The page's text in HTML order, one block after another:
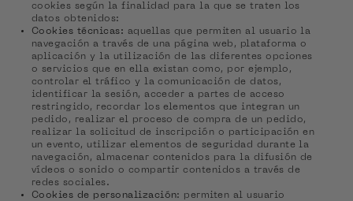
cookies según la finalidad para la que se traten los
datos obtenidos:
Cookies técnicas: aquellas que permiten al usuario la
navegación a través de una página web, plataforma o
aplicación y la utilización de las diferentes opciones
o servicios que en ella existan como, por ejemplo,
controlar el tráfico y la comunicación de datos,
identificar la sesión, acceder a partes de acceso
restringido, recordar los elementos que integran un
pedido, realizar el proceso de compra de un pedido,
realizar la solicitud de inscripción o participación en
un evento, utilizar elementos de seguridad durante la
navegación, almacenar contenidos para la difusión de
vídeos o sonido o compartir contenidos a través de
redes sociales.
Cookies de personalización: permiten al usuario